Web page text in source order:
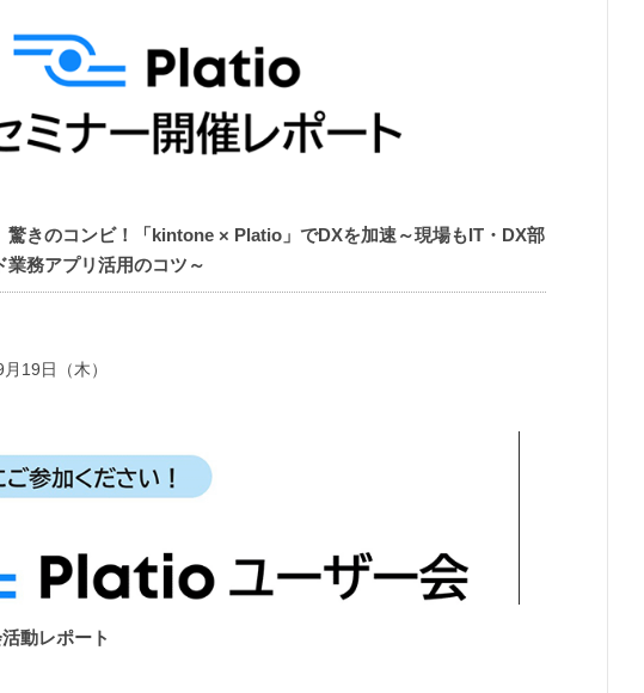
驚きのコンビ！「kintone × Platio」でDXを加速～現場もIT・DX部
業務アプリ活用のコツ～
19日（木）
動レポート